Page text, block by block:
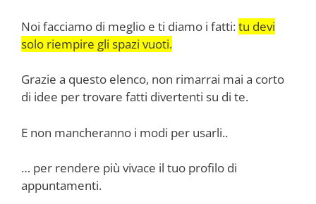
Noi facciamo di meglio e ti diamo i fatti:tu devi
solo riempire gli spazi vuoti.
Grazie a questo elenco, non rimarrai mai a corto
di idee per trovare fatti divertenti su di te.
E non mancheranno i modi per usarli..
… per rendere più vivace il tuo profilo di
appuntamenti.